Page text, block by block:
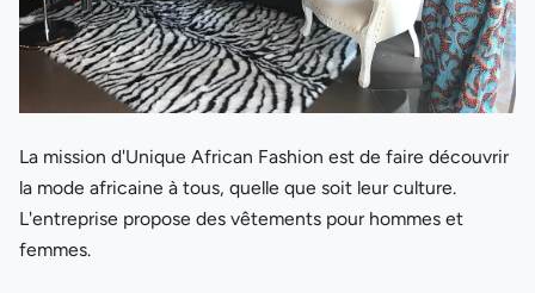
La mission d'Unique African Fashion est de faire découvrir
la mode africaine à tous, quelle que soit leur culture.
L'entreprise propose des vêtements pour hommes et
femmes.